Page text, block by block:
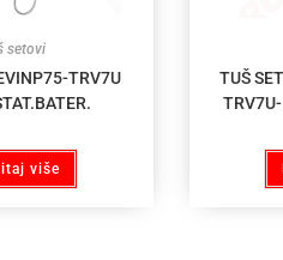
setovi
TRV7U
više
TUŠ